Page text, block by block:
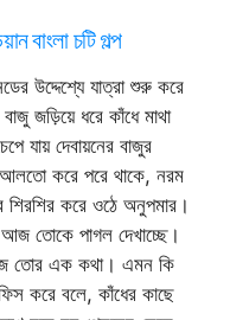
বাংলা চটি গল্প
উদ্দেশ্যে যাত্রা শুরু করে
জড়িয়ে ধরে কাঁধে মাথা
যায় দেবায়নের বাজুর
করে পরে থাকে, নরম
শিরশির করে ওঠে অনুপমার।
তোকে পাগল দেখাচ্ছে।
তোর এক কথা। এমন কি
করে বলে, কাঁধের কাছে